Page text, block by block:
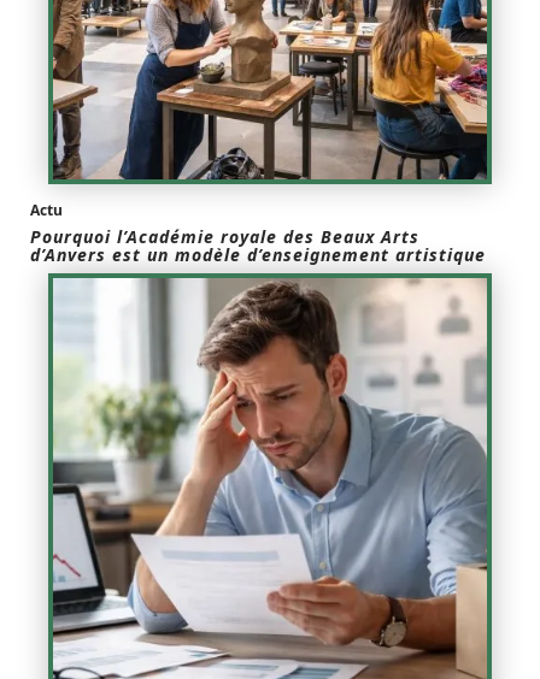
Actu
Pourquoi l’Académie royale des Beaux Arts
d’Anvers est un modèle d’enseignement artistique